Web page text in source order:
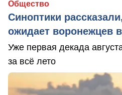
Общество
Синоптики
ожидает воронежцев в
Уже первая декада
за всё лето